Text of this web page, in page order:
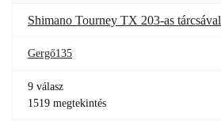
Shimano Tourney TX 203-as tárcsával
Gergő135
9 válasz
1519 megtekintés